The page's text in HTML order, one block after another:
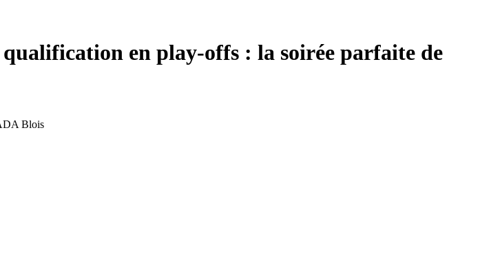
en play-offs : la soirée parfaite de